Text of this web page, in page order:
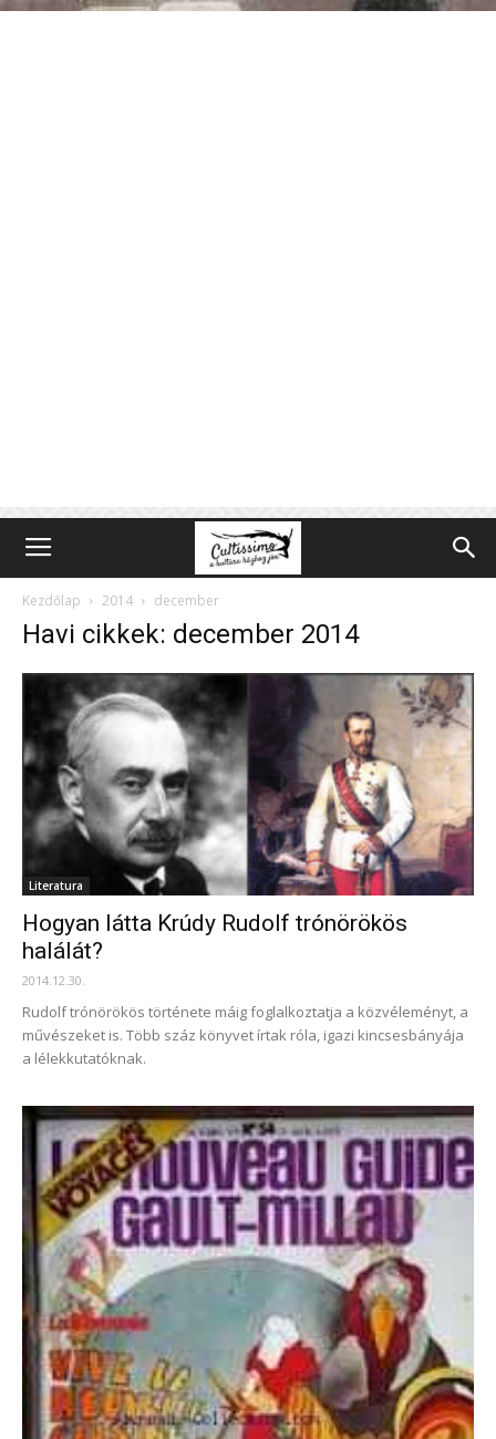
Kezdőlap 2014 december
Havi cikkek: december 2014
Literatura
Hogyan látta Krúdy Rudolf trónörökös
halálát?
2014.12.30.
Rudolf trónörökös története máig foglalkoztatja a közvéleményt, a
művészeket is. Több száz könyvet írtak róla, igazi kincsesbányája
a lélekkutatóknak.